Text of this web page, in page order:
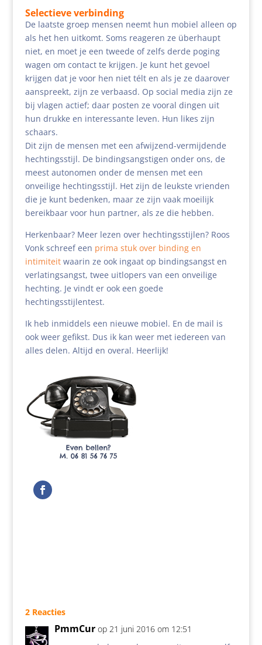
Selectieve verbinding
De laatste groep mensen neemt hun mobiel alleen op
als het hen uitkomt. Soms reageren ze überhaupt
niet, en moet je een tweede of zelfs derde poging
wagen om contact te krijgen. Je kunt het gevoel
krijgen dat je voor hen niet télt en als je ze daarover
aanspreekt, zijn ze verbaasd. Op social media zijn ze
bij vlagen actief; daar posten ze vooral dingen uit
hun drukke en interessante leven. Hun likes zijn
schaars.
Dit zijn de mensen met een afwijzend-vermijdende
hechtingsstijl. De bindingsangstigen onder ons, de
meest autonomen onder de mensen met een
onveilige hechtingsstijl. Het zijn de leukste vrienden
die je kunt bedenken, maar ze zijn vaak moeilijk
bereikbaar voor hun partner, als ze die hebben.
Herkenbaar? Meer lezen over hechtingsstijlen? Roos
Vonk schreef een prima stuk over binding en
intimiteit waarin ze ook ingaat op bindingsangst en
verlatingsangst, twee uitlopers van een onveilige
hechting. Je vindt er ook een goede
hechtingsstijlentest.
Ik heb inmiddels een nieuwe mobiel. En de mail is
ook weer gefikst. Dus ik kan weer met iedereen van
alles delen. Altijd en overal. Heerlijk!
2 Reacties
PmmCur op 21 juni 2016 om 12:51